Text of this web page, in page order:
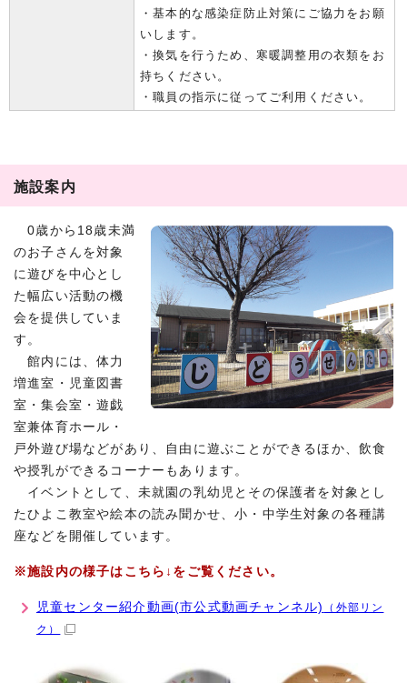
・基本的な感染症防止対策にご協力をお願
いします。
・換気を行うため、寒暖調整用の衣類をお
持ちください。
・職員の指示に従ってご利用ください。
施設案内
0歳から18歳未満
のお子さんを対象
に遊びを中心とし
た幅広い活動の機
会を提供していま
す。
館内には、体力
増進室・児童図書
室・集会室・遊戯
室兼体育ホール・
戸外遊び場などがあり、自由に遊ぶことができるほか、飲食
や授乳ができるコーナーもあります。
イベントとして、未就園の乳幼児とその保護者を対象とし
たひよこ教室や絵本の読み聞かせ、小・中学生対象の各種講
座などを開催しています。
※施設内の様子はこちら↓をご覧ください。
児童センター紹介動画(市公式動画チャンネル)
（外部リン
ク）